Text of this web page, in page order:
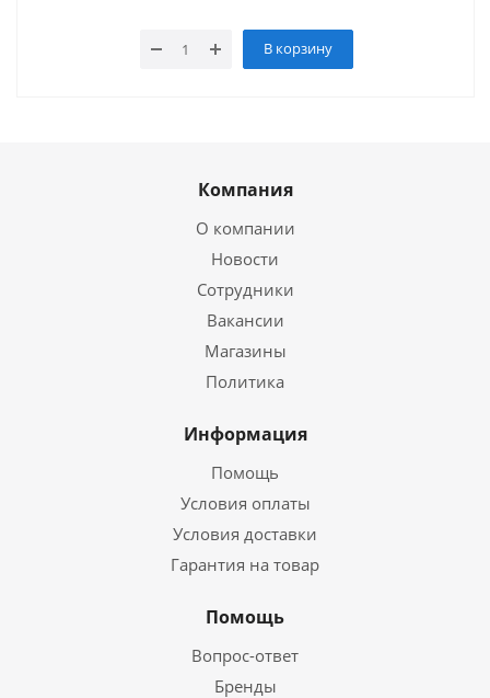
В корзину
Компания
О компании
Новости
Сотрудники
Вакансии
Магазины
Политика
Информация
Помощь
Условия оплаты
Условия доставки
Гарантия на товар
Помощь
Вопрос-ответ
Бренды